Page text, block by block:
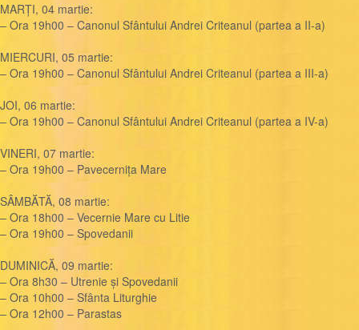
MARȚI, 04 martie:
– Ora 19h00 – Canonul Sfântului Andrei Criteanul (partea a II-a)
MIERCURI, 05 martie:
– Ora 19h00 – Canonul Sfântului Andrei Criteanul (partea a III-a)
JOI, 06 martie:
– Ora 19h00 – Canonul Sfântului Andrei Criteanul (partea a IV-a)
VINERI, 07 martie:
– Ora 19h00 – Pavecernița Mare
SÂMBĂTĂ, 08 martie:
– Ora 18h00 – Vecernie Mare cu Litie
– Ora 19h00 – Spovedanii
DUMINICĂ, 09 martie:
– Ora 8h30 – Utrenie și Spovedanii
– Ora 10h00 – Sfânta Liturghie
– Ora 12h00 – Parastas